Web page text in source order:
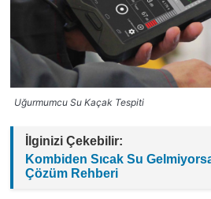
Uğurmumcu Su Kaçak Tespiti
İlginizi Çekebilir:
Kombiden Sıcak Su
Çözüm Rehberi